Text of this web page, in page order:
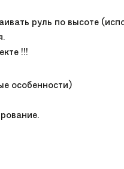
руль по высоте
!!!
особенности)